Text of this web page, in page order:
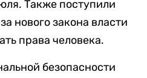
Также поступили
нового закона власти
права человека.
безопасности